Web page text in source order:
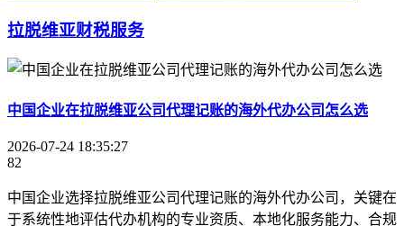
拉脱维亚财税服务
中国企业在拉脱维亚公司代理记账的海外代办公司怎么选
2026-07-24 18:35:27
82
中国企业选择拉脱维亚公司代理记账的海外代办公司，关键在
于系统性地评估代办机构的专业资质、本地化服务能力、合规